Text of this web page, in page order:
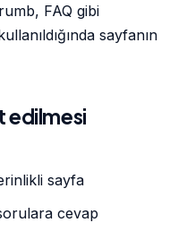
FAQ gibi
sayfanın
edilmesi
sayfa
cevap